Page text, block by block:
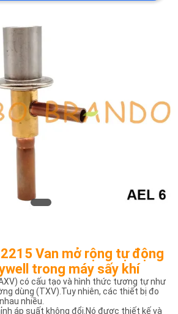
Van mở rộng tự động
trong máy sấy khí
có cấu tạo và hình thức tương tự như
dùng (TXV).Tuy nhiên, các thiết bị đo
nhiều.
áp suất không đổi.Nó được thiết kế và